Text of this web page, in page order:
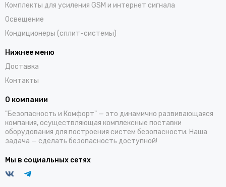
Комплекты для усиления GSM и интернет сигнала
Освещение
Кондиционеры (сплит-системы)
Нижнее меню
Доставка
Контакты
О компании
"Безопасность и Комфорт" — это динамично развивающаяся
компания, осуществляющая комплексные поставки
оборудования для построения систем безопасности. Наша
задача — сделать безопасность доступной!
Мы в социальных сетях